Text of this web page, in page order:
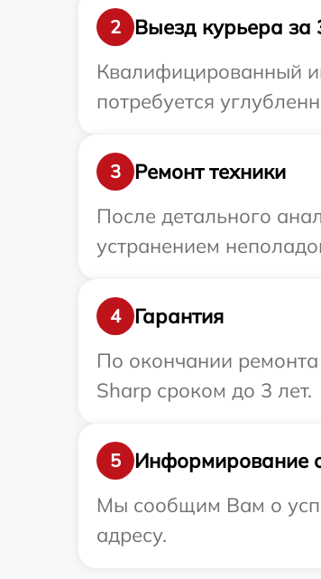
2
Выезд курьера за
Квалифицированный
потребуется
3
Ремонт техники
После детального
устранением
4
Гарантия
По окончании
Sharp сроком до 3 лет.
5
Информирование
Мы сообщим Вам о
адресу.